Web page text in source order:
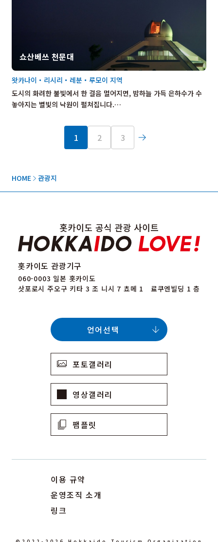
HOME 관광지
쇼산베쓰 천문대
도시의 화려한 불빛에서 한 걸음 멀어지면, 밤하늘 가득 은하수가 수
놓아지는 별빛의 낙원이 펼쳐집니다.…
왓카나이・리시리・레분・루모이 지역
1 2 3
홋카이도 관광기구
060-0003 일본 홋카이도
삿포로시 주오구 키타 3 조 니시 7 쵸메 1 료쿠엔빌딩 1 층
포토갤러리
영상갤러리
팸플릿
이용 규약
운영조직 소개
링크
언어선택